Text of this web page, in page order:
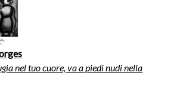
nel tuo cuore, va a piedi nudi nella